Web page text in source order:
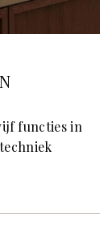
functies in